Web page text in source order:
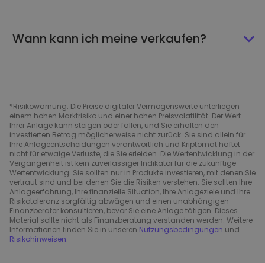
Wann kann ich meine verkaufen?
*Risikowarnung: Die Preise digitaler Vermögenswerte unterliegen
einem hohen Marktrisiko und einer hohen Preisvolatilität. Der Wert
Ihrer Anlage kann steigen oder fallen, und Sie erhalten den
investierten Betrag möglicherweise nicht zurück. Sie sind allein für
Ihre Anlageentscheidungen verantwortlich und Kriptomat haftet
nicht für etwaige Verluste, die Sie erleiden. Die Wertentwicklung in der
Vergangenheit ist kein zuverlässiger Indikator für die zukünftige
Wertentwicklung. Sie sollten nur in Produkte investieren, mit denen Sie
vertraut sind und bei denen Sie die Risiken verstehen. Sie sollten Ihre
Anlageerfahrung, Ihre finanzielle Situation, Ihre Anlageziele und Ihre
Risikotoleranz sorgfältig abwägen und einen unabhängigen
Finanzberater konsultieren, bevor Sie eine Anlage tätigen. Dieses
Material sollte nicht als Finanzberatung verstanden werden. Weitere
Informationen finden Sie in unseren Nutzungsbedingungen und
Risikohinweisen.